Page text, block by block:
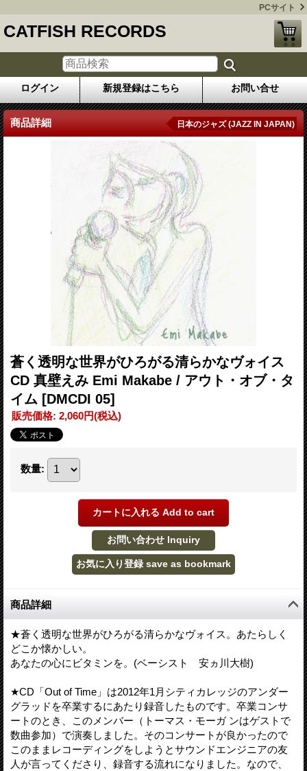
PCサイト
CATFISH RECORDS
ログイン 新規登録はこちら お問い合せ
商品詳細 日本のジャズ (JAZZ IN JAPAN)
蒼く透明な世界がひろがる清らかなヴォイス
CD 真壁えみ Emi Makabe / アウト・オブ・タ
イム [DMCDI 05]
販売価格: 2,060円(税込)
数量:
商品詳細
★蒼く透明な世界がひろがる清らかなヴォイス。あたらしく
どこか懐かしい。
あなたの心にビタミンを。(ベーシスト 安ヵ川大樹)
★CD「Out of Time」は2012年1月シティカレッジのアンダー
グラッドを卒業するにあたり録音したものです。卒業コンサ
ートのとき、このメンバー（トーマス・モーガ ンはゲストで
数曲参加）で演奏しました。そのコンサートが良かったので
このままレコーディングをしようとサウンドエンジニアの友
人が言ってくださり、録音する流れになりました。なので、